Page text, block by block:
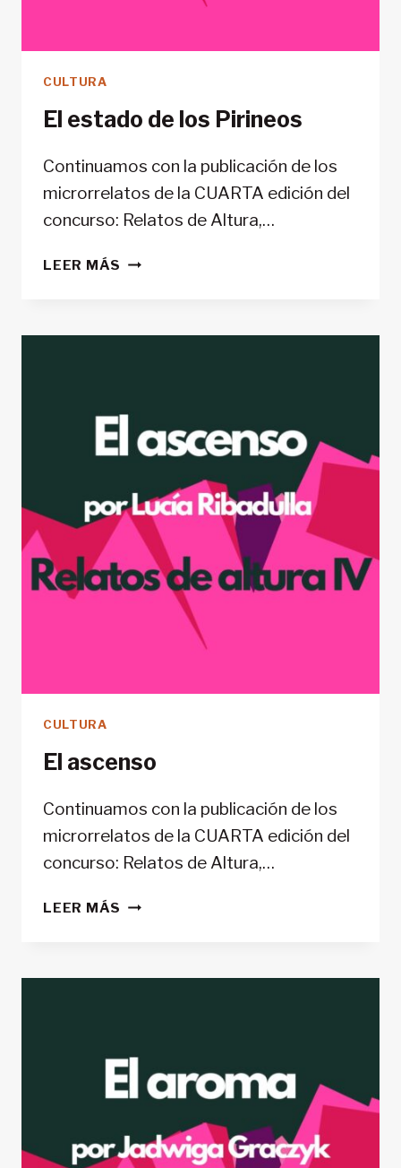
CULTURA
El estado de los Pirineos
Continuamos con la publicación de los
microrrelatos de la CUARTA edición del
concurso: Relatos de Altura,…
LEER MÁS EL
CULTURA
El ascenso
Continuamos con la publicación de los
microrrelatos de la CUARTA edición del
concurso: Relatos de Altura,…
LEER MÁS EL